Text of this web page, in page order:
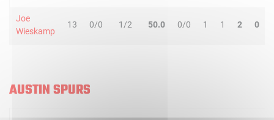
Joe
Wieskamp
13 0/0 1/2 50.0 0/0 1 1 2 0
AUSTIN SPURS